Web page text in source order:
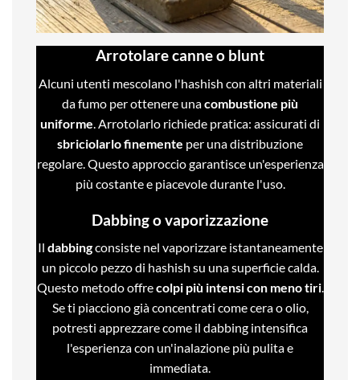
Arrotolare canne o blunt
Alcuni utenti mescolano l'hashish con altri materiali
da fumo per ottenere unacombustione più
uniforme. Arrotolarlo richiede pratica: assicurati di
sbriciolarlo finemente per una distribuzione
regolare. Questo approccio garantisce un'esperienza
più costante e piacevole durante l'uso.
Dabbing o vaporizzazione
Il dabbingconsiste nel vaporizzare istantaneamente
un piccolo pezzo di hashish su una superficie calda.
Questo metodo offrecolpi più intensi con meno tiri.
Se ti piacciono già concentrati come cera o olio,
potresti apprezzare come il dabbing intensifica
l'esperienza con un'inalazione più pulita e
immediata.